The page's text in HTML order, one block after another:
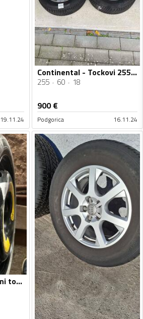
19.11.24
Continental - Tockovi 255/60/18 WinterContact - Zimska guma
255 60 18
900€
Podgorica 16.11.24
Continental - Rezervni tocak audi 6 - Univerzalna guma